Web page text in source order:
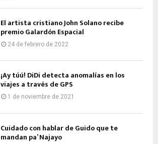
El artista cristiano John Solano recibe
premio Galardón Espacial
24 de febrero de 2022
¡Ay túú! DiDi detecta anomalías en los
viajes a través de GPS
1 de noviembre de 2021
Cuidado con hablar de Guido que te
mandan pa’ Najayo